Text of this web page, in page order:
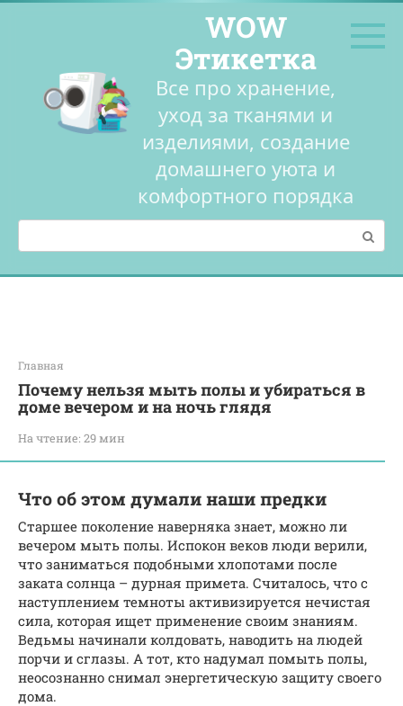
Перейти
WOW
Этикетка
Все про хранение,
уход за тканями и
изделиями, создание
домашнего уюта и
комфортного порядка
Поиск:
Главная
Почему нельзя мыть полы и убираться в
доме вечером и на ночь глядя
На чтение: 29 мин
Что об этом думали наши предки
Старшее поколение наверняка знает, можно ли
вечером мыть полы. Испокон веков люди верили,
что заниматься подобными хлопотами после
заката солнца – дурная примета. Считалось, что с
наступлением темноты активизируется нечистая
сила, которая ищет применение своим знаниям.
Ведьмы начинали колдовать, наводить на людей
порчи и сглазы. А тот, кто надумал помыть полы,
неосознанно снимал энергетическую защиту своего
дома.